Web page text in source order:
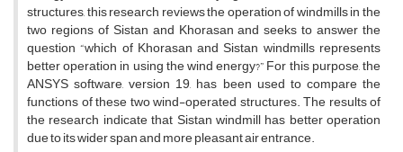
structures, this research reviews the operation of windmills in the
two regions of Sistan and Khorasan and seeks to answer the
question “which of Khorasan and Sistan windmills represents
better operation in using the wind energy?” For this purpose, the
ANSYS software, version 19, has been used to compare the
functions of these two wind-operated structures. The results of
the research indicate that Sistan windmill has better operation
due to its wider span and more pleasant air entrance.